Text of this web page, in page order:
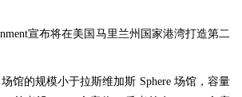
宣布将在美国马里兰州国家港湾打造第二
馆的规模小于拉斯维加斯 Sphere 场馆，容量